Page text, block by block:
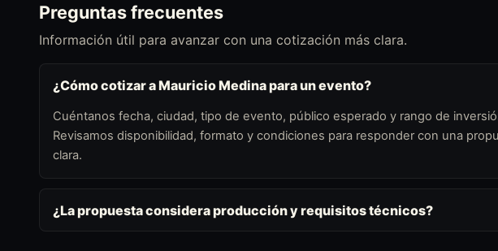
Preguntas frecuentes
Información útil para avanzar con una cotización más clara.
¿Cómo cotizar a Mauricio Medina para un evento?
Cuéntanos fecha, ciudad, tipo de evento, público esperado y rango de
Revisamos disponibilidad, formato y condiciones para responder con una
clara.
¿La propuesta considera producción y requisitos técnicos?